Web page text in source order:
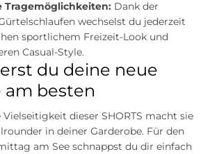
Tragemöglichkeiten: Dank der
wechselst du jederzeit
sportlichem Freizeit-Look und
Casual-Style.
du deine neue
am besten
dieser SHORTS macht sie
in deiner Garderobe. Für den
am See schnappst du dir einfach